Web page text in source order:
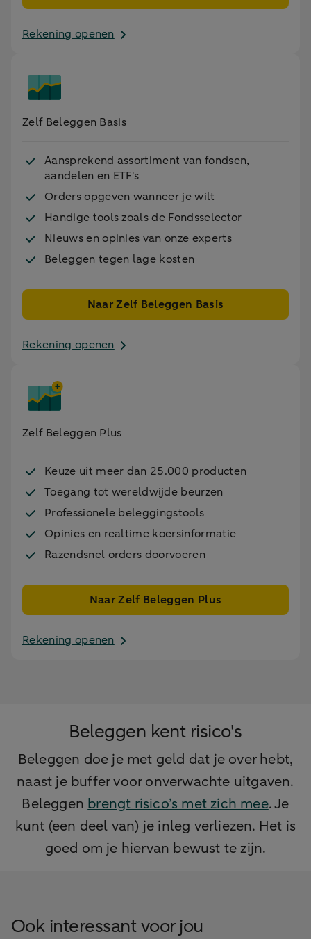
Rekening openen
Zelf Beleggen Basis
Aansprekend assortiment van fondsen,
aandelen en ETF's
Orders opgeven wanneer je wilt
Handige tools zoals de Fondsselector
Nieuws en opinies van onze experts
Beleggen tegen lage kosten
Naar Zelf Beleggen Basis
Rekening openen
Zelf Beleggen Plus
Keuze uit meer dan 25.000 producten
Toegang tot wereldwijde beurzen
Professionele beleggingstools
Opinies en realtime koersinformatie
Razendsnel orders doorvoeren
Naar Zelf Beleggen Plus
Rekening openen
Beleggen kent risico's
Beleggen doe je met geld dat je over hebt,
naast je buffer voor onverwachte uitgaven.
Beleggen brengt risico’s met zich mee. Je
kunt (een deel van) je inleg verliezen. Het is
goed om je hiervan bewust te zijn.
Ook interessant voor jou